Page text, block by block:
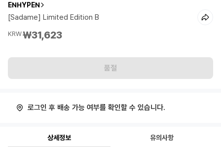
ENHYPEN
[Sadame] Limited Edition B
KRW₩31,623
품절
로그인 후 배송 가능 여부를 확인할 수 있습니다.
상세정보 유의사항